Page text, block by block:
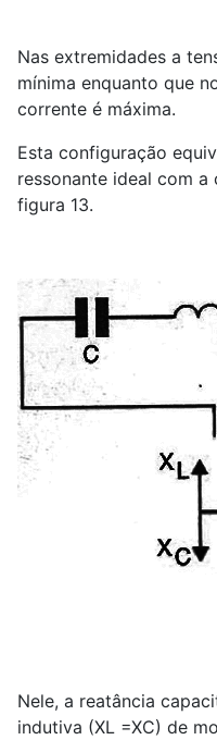
Nas extremidades a
mínima enquanto que
corrente é máxima.
Esta configuração
ressonante ideal com
figura 13.
Nele, a reatância
indutiva (XL =XC) de